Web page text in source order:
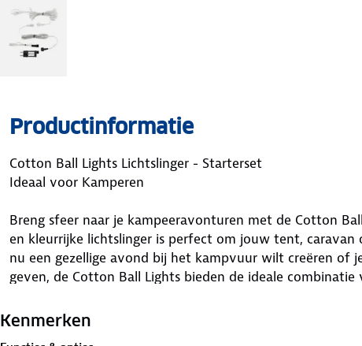
Productinformatie
Cotton Ball Lights Lichtslinger - Starterset
Ideaal voor Kamperen
Breng sfeer naar je kampeeravonturen met de Cotton
en kleurrijke lichtslinger is perfect om jouw tent,
nu een gezellige avond bij het kampvuur wilt creëren
geven, de Cotton Ball Lights bieden de ideale
Voordelen van de Cotton Ball Lights lichtslinger:
Kenmerken